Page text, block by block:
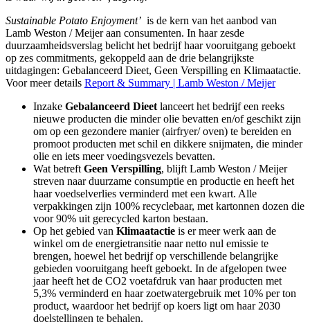
Sustainable Potato Enjoyment’ is de kern van het aanbod van
Lamb Weston / Meijer aan consumenten. In haar zesde
duurzaamheidsverslag belicht het bedrijf haar vooruitgang geboekt
op zes commitments, gekoppeld aan de drie belangrijkste
uitdagingen: Gebalanceerd Dieet, Geen Verspilling en Klimaatactie.
Voor meer details Report & Summary | Lamb Weston / Meijer
Inzake Gebalanceerd Dieet lanceert het bedrijf een reeks
nieuwe producten die minder olie bevatten en/of geschikt zijn
om op een gezondere manier (airfryer/ oven) te bereiden en
promoot producten met schil en dikkere snijmaten, die minder
olie en iets meer voedingsvezels bevatten.
Wat betreft Geen Verspilling, blijft Lamb Weston / Meijer
streven naar duurzame consumptie en productie en heeft het
haar voedselverlies verminderd met een kwart. Alle
verpakkingen zijn 100% recyclebaar, met kartonnen dozen die
voor 90% uit gerecycled karton bestaan.
Op het gebied van Klimaatactie is er meer werk aan de
winkel om de energietransitie naar netto nul emissie te
brengen, hoewel het bedrijf op verschillende belangrijke
gebieden vooruitgang heeft geboekt. In de afgelopen twee
jaar heeft het de CO2 voetafdruk van haar producten met
5,3% verminderd en haar zoetwatergebruik met 10% per ton
product, waardoor het bedrijf op koers ligt om haar 2030
doelstellingen te behalen.